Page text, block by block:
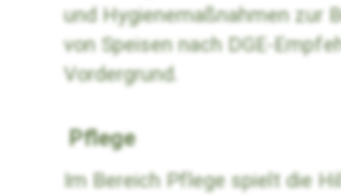
und Hygienemaßnahmen zur
von Speisen nach DGE-
Vordergrund.
Pflege
Im Bereich Pflege spielt die